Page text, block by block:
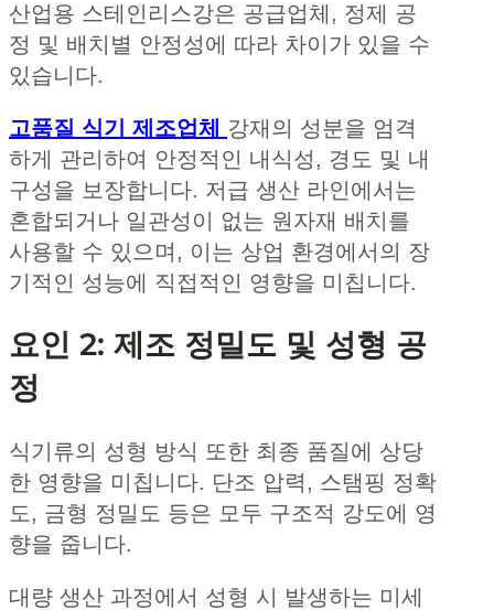
산업용 스테인리스강은 공급업체, 정제 공
정 및 배치별 안정성에 따라 차이가 있을 수
있습니다.
고품질 식기 제조업체 강재의 성분을 엄격
하게 관리하여 안정적인 내식성, 경도 및 내
구성을 보장합니다. 저급 생산 라인에서는
혼합되거나 일관성이 없는 원자재 배치를
사용할 수 있으며, 이는 상업 환경에서의 장
기적인 성능에 직접적인 영향을 미칩니다.
요인 2: 제조 정밀도 및 성형 공
정
식기류의 성형 방식 또한 최종 품질에 상당
한 영향을 미칩니다. 단조 압력, 스탬핑 정확
도, 금형 정밀도 등은 모두 구조적 강도에 영
향을 줍니다.
대량 생산 과정에서 성형 시 발생하는 미세